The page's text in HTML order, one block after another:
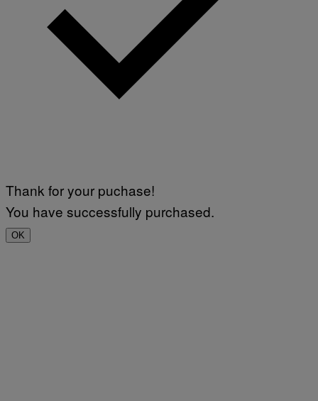
Thank for your puchase!
You have successfully purchased.
OK